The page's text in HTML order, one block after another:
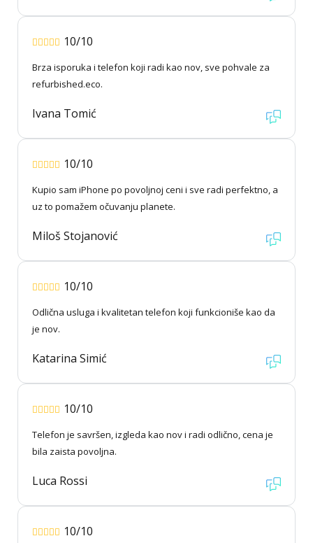
10/10
Brza isporuka i telefon koji radi kao nov, sve pohvale za
refurbished.eco.
Ivana Tomić
10/10
Kupio sam iPhone po povoljnoj ceni i sve radi perfektno, a
uz to pomažem očuvanju planete.
Miloš Stojanović
10/10
Odlična usluga i kvalitetan telefon koji funkcioniše kao da
je nov.
Katarina Simić
10/10
Telefon je savršen, izgleda kao nov i radi odlično, cena je
bila zaista povoljna.
Luca Rossi
10/10